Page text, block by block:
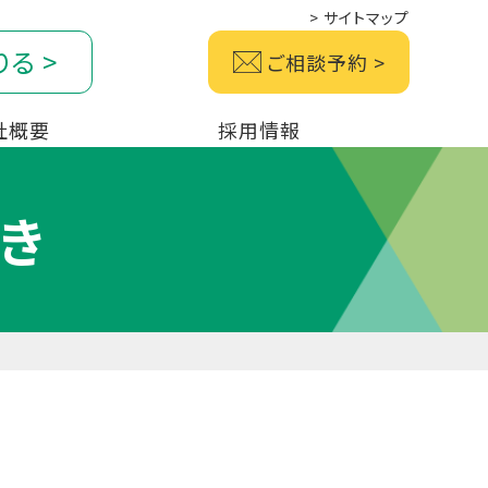
> サイトマップ
る > ご相談予約 >
概要 採用情報